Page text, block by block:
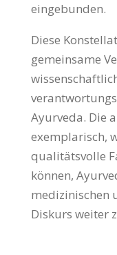
eingebunden.
Diese
gemeinsame
Ayurveda. Die
exemplarisch,
qualitätsvolle
können,
medizinischen
Diskurs weiter